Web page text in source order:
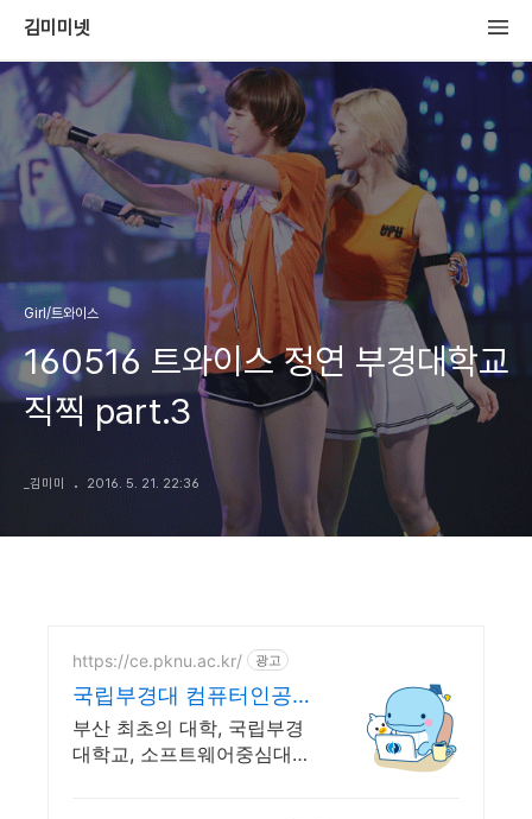
김미미넷
Girl/트와이스
160516 트와이스 정연 부경대학교
직찍 part.3
_김미미 2016. 5. 21. 22:36
https://ce.pknu.ac.kr/ 광고
국립부경대 컴퓨터인공지
능학부
부산 최초의 대학, 국립부경
대학교, 소프트웨어중심대학